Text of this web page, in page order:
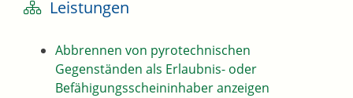
Leistungen
Abbrennen von pyrotechnischen
Gegenständen als Erlaubnis- oder
Befähigungsscheininhaber anzeigen